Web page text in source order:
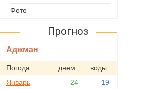
Фото
Прогноз
Аджман
Погода: днем
воды
Январь
24
19